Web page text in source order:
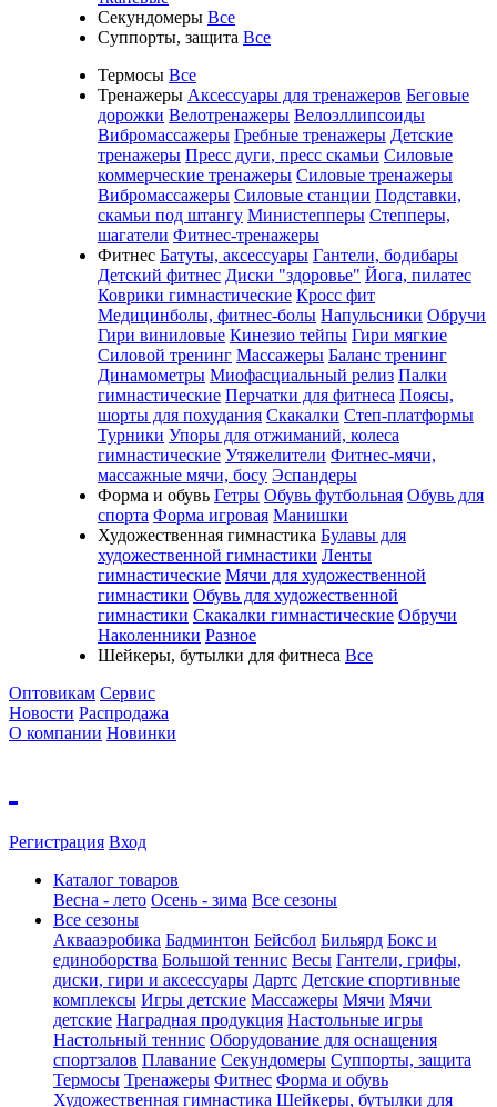
Секундомеры Все
Суппорты, защита Все
Термосы Все
Тренажеры Аксессуары для тренажеров Беговые
дорожки Велотренажеры Велоэллипсоиды
Вибромассажеры Гребные тренажеры Детские
тренажеры Пресс дуги, пресс скамьи Силовые
коммерческие тренажеры Силовые тренажеры
Вибромассажеры Силовые станции Подставки,
скамьи под штангу Министепперы Степперы,
шагатели Фитнес-тренажеры
Фитнес Батуты, аксессуары Гантели, бодибары
Детский фитнес Диски "здоровье" Йога, пилатес
Коврики гимнастические Кросс фит
Медицинболы, фитнес-болы Напульсники Обручи
Гири виниловые Кинезио тейпы Гири мягкие
Силовой тренинг Массажеры Баланс тренинг
Динамометры Миофасциальный релиз Палки
гимнастические Перчатки для фитнеса Поясы,
шорты для похудания Скакалки Степ-платформы
Турники Упоры для отжиманий, колеса
гимнастические Утяжелители Фитнес-мячи,
массажные мячи, босу Эспандеры
Форма и обувь Гетры Обувь футбольная Обувь для
спорта Форма игровая Манишки
Художественная гимнастика Булавы для
художественной гимнастики Ленты
гимнастические Мячи для художественной
гимнастики Обувь для художественной
гимнастики Скакалки гимнастические Обручи
Наколенники Разное
Шейкеры, бутылки для фитнеса Все
Оптовикам Сервис
Новости Распродажа
О компании Новинки
Регистрация Вход
Каталог товаров
Весна - лето Осень - зима Все сезоны
Все сезоны
Аквааэробика Бадминтон Бейсбол Бильярд Бокс и
единоборства Большой теннис Весы Гантели, грифы,
диски, гири и аксессуары Дартс Детские спортивные
комплексы Игры детские Массажеры Мячи Мячи
детские Наградная продукция Настольные игры
Настольный теннис Оборудование для оснащения
спортзалов Плавание Секундомеры Суппорты, защита
Термосы Тренажеры Фитнес Форма и обувь
Художественная гимнастика Шейкеры, бутылки для